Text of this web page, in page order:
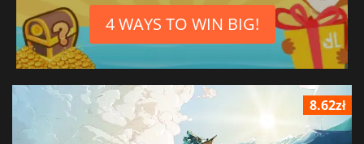
4 WAYS TO WIN BIG!
8.62zł